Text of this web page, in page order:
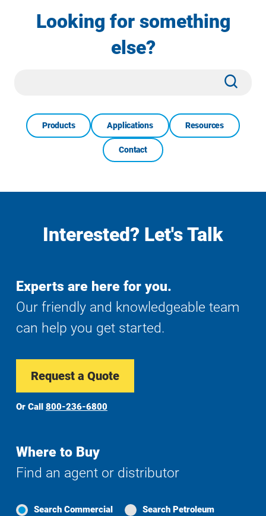
Looking for something
else?
Products Applications Resources
Contact
Interested? Let's Talk
Experts are here for you.
Our friendly and knowledgeable team
can help you get started.
Request a Quote
Or Call 800-236-6800
Where to Buy
Find an agent or distributor
Search Commercial Search Petroleum